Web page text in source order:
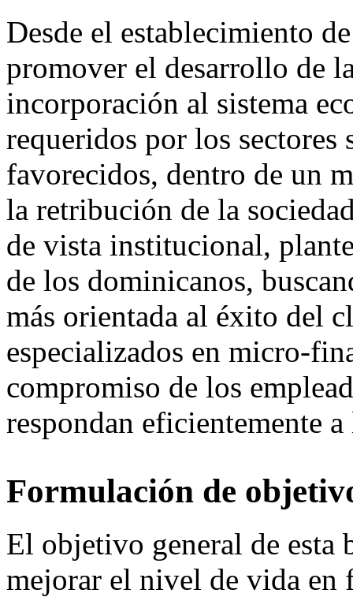
Desde el establecimiento
promover el desarrollo de
incorporación al sistema
requeridos por los sectores
favorecidos, dentro de un
la retribución de la
de vista institucional,
de los dominicanos,
más orientada al éxito del
especializados en micro-
compromiso de los
respondan eficientemente
Formulación de
El objetivo general de esta
mejorar el nivel de vida en